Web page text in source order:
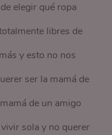
elegir qué ropa
libres de
y esto no nos
ser la mamá de
de un amigo
sola y no querer